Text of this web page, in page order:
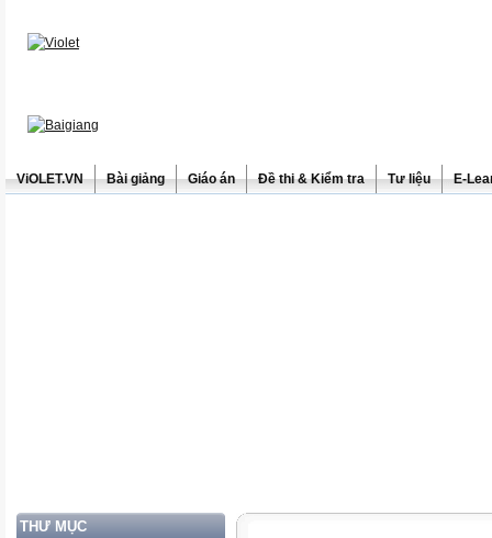
ViOLET.VN Bài giảng Giáo án Đề thi & Kiểm tra Tư liệu E-
THƯ MỤC